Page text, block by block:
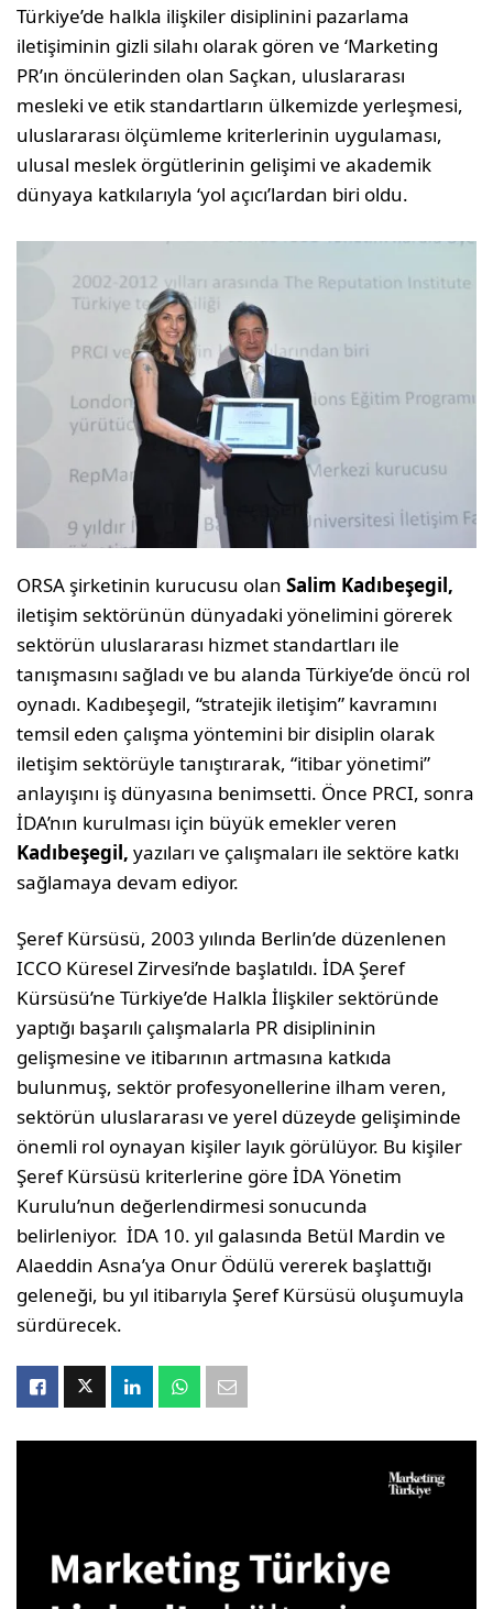
Türkiye’de halkla ilişkiler disiplinini pazarlama
iletişiminin gizli silahı olarak gören ve ‘Marketing
PR’ın öncülerinden olan Saçkan, uluslararası
mesleki ve etik standartların ülkemizde yerleşmesi,
uluslararası ölçümleme kriterlerinin uygulaması,
ulusal meslek örgütlerinin gelişimi ve akademik
dünyaya katkılarıyla ‘yol açıcı’lardan biri oldu.
ORSA şirketinin kurucusu olanSalim Kadıbeşegil,
iletişim sektörünün dünyadaki yönelimini görerek
sektörün uluslararası hizmet standartları ile
tanışmasını sağladı ve bu alanda Türkiye’de öncü rol
oynadı. Kadıbeşegil, “stratejik iletişim” kavramını
temsil eden çalışma yöntemini bir disiplin olarak
iletişim sektörüyle tanıştırarak, “itibar yönetimi”
anlayışını iş dünyasına benimsetti. Önce PRCI, sonra
İDA’nın kurulması için büyük emekler veren
Kadıbeşegil, yazıları ve çalışmaları ile sektöre katkı
sağlamaya devam ediyor.
Şeref Kürsüsü, 2003 yılında Berlin’de düzenlenen
ICCO Küresel Zirvesi’nde başlatıldı. İDA Şeref
Kürsüsü’ne Türkiye’de Halkla İlişkiler sektöründe
yaptığı başarılı çalışmalarla PR disiplininin
gelişmesine ve itibarının artmasına katkıda
bulunmuş, sektör profesyonellerine ilham veren,
sektörün uluslararası ve yerel düzeyde gelişiminde
önemli rol oynayan kişiler layık görülüyor. Bu kişiler
Şeref Kürsüsü kriterlerine göre İDA Yönetim
Kurulu’nun değerlendirmesi sonucunda
belirleniyor. İDA 10. yıl galasında Betül Mardin ve
Alaeddin Asna’ya Onur Ödülü vererek başlattığı
geleneği, bu yıl itibarıyla Şeref Kürsüsü oluşumuyla
sürdürecek.